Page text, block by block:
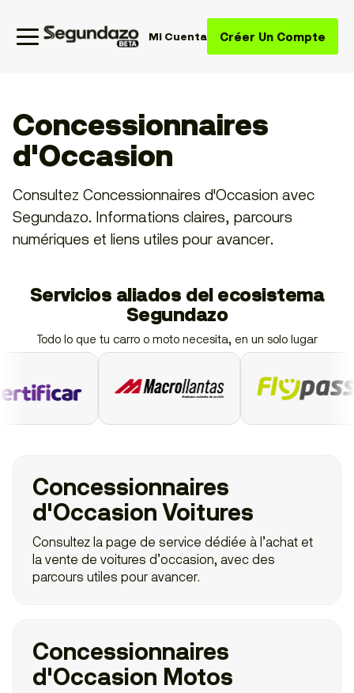
Mi Cuenta Créer Un Compte
Concessionnaires
d'Occasion
Consultez Concessionnaires d'Occasion avec
Segundazo. Informations claires, parcours
numériques et liens utiles pour avancer.
Servicios aliados del ecosistema
Segundazo
Todo lo que tu carro o moto necesita, en un solo lugar
Concessionnaires
d'Occasion Voitures
Consultez la page de service dédiée à l’achat et
la vente de voitures d’occasion, avec des
parcours utiles pour avancer.
Concessionnaires
d'Occasion Motos